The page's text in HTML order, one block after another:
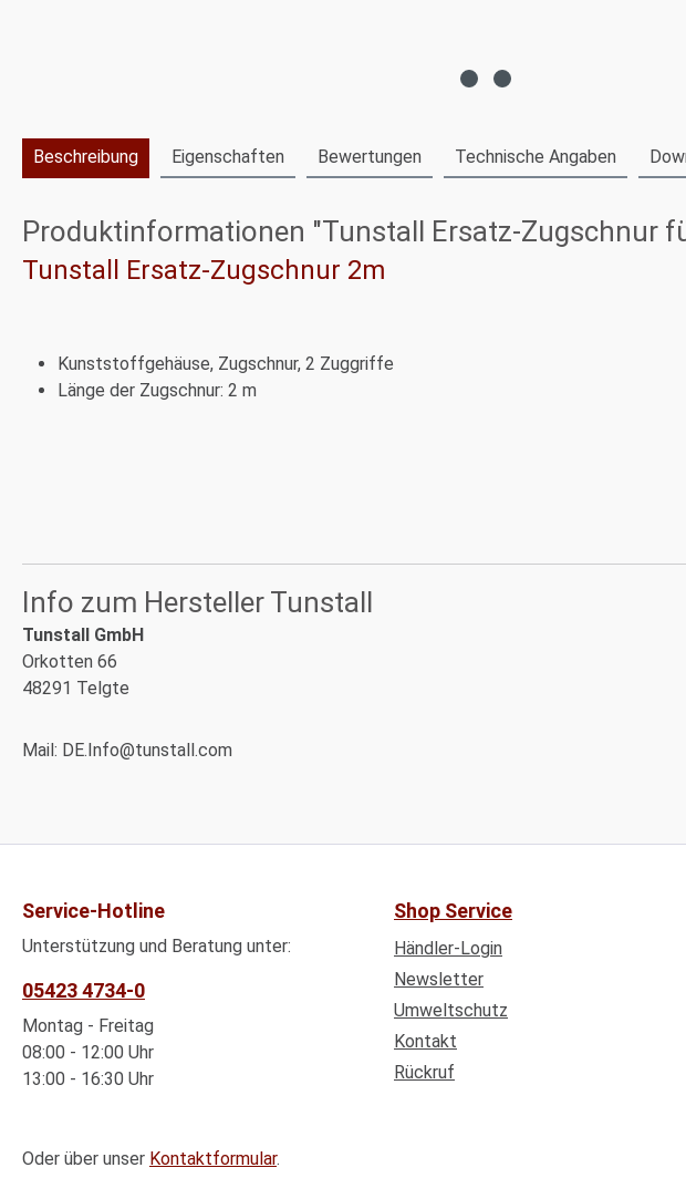
Beschreibung Eigenschaften Bewertungen Technische Angaben
Produktinformationen "Tunstall Ersatz-Zugschnur
Tunstall Ersatz-Zugschnur 2m
Kunststoffgehäuse, Zugschnur, 2 Zuggriffe
Länge der Zugschnur: 2 m
Info zum Hersteller Tunstall
Tunstall GmbH
Orkotten 66
48291 Telgte
Mail: DE.Info@tunstall.com
Service-Hotline
Unterstützung und Beratung unter:
05423 4734-0
Montag - Freitag
08:00 - 12:00 Uhr
13:00 - 16:30 Uhr
Oder über unser Kontaktformular.
Shop Service
Händler-Login
Newsletter
Umweltschutz
Kontakt
Rückruf